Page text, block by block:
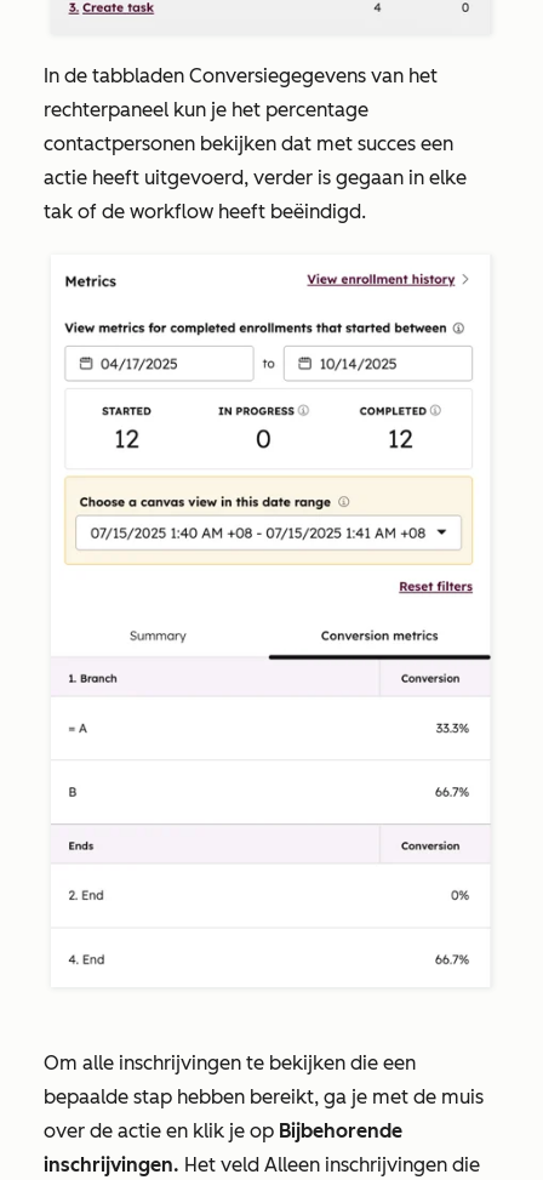
In de tabbladen Conversiegegevens van het
rechterpaneel kun je het percentage
contactpersonen bekijken dat met succes een
actie heeft uitgevoerd, verder is gegaan in elke
tak of de workflow heeft beëindigd.
Om alle inschrijvingen te bekijken die een
bepaalde stap hebben bereikt, ga je met de muis
over de actie en klik je op Bijbehorende
inschrijvingen. Het veld Alleen inschrijvingen die